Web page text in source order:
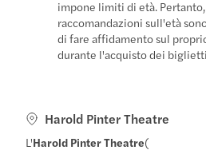
impone limiti di età.
raccomandazioni sull'età
di fare affidamento sul
durante l'acquisto dei
Harold Pinter Theatre
L'Harold Pinter Theatre(